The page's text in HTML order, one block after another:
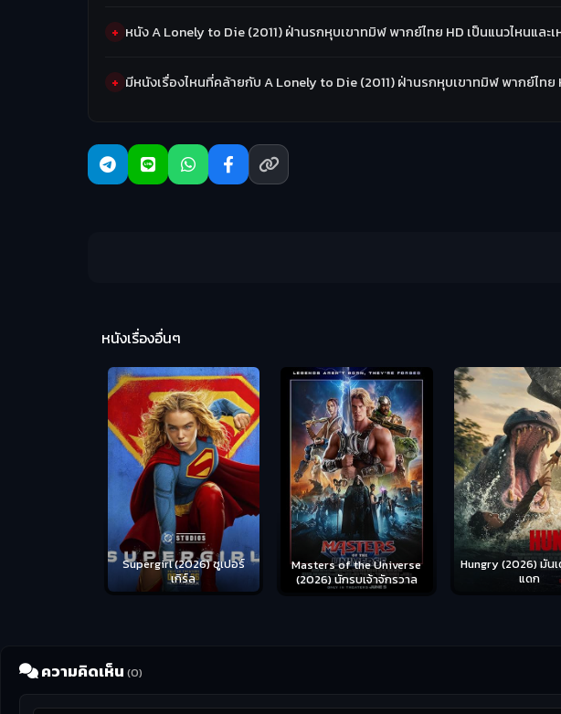
หนัง A Lonely to Die (2011) ฝ่านรกหุบเขาทมิฬ พากย์ไทย HD เป็นแนวไหนและ
มีหนังเรื่องไหนที่คล้ายกับ A Lonely to Die (2011) ฝ่านรกหุบเขาทมิฬ พากย์ไทย
หนังเรื่องอื่นๆ
Supergirl (2026) ซูเปอร์
เกิร์ล
Masters of the Universe
(2026) นักรบเจ้าจักรวาล
Hungry (2026) มัน
แดก
ความคิดเห็น (0)